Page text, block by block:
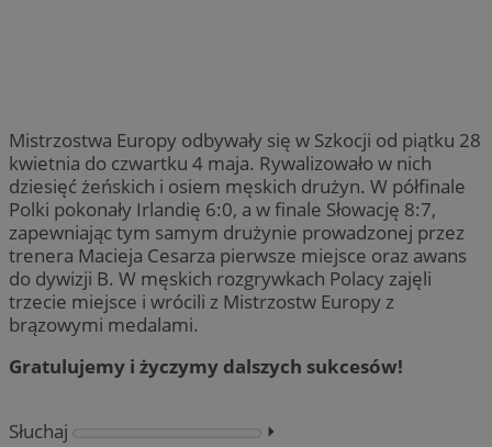
Mistrzostwa Europy odbywały się w Szkocji od piątku 28
kwietnia do czwartku 4 maja. Rywalizowało w nich
dziesięć żeńskich i osiem męskich drużyn. W półfinale
Polki pokonały Irlandię 6:0, a w finale Słowację 8:7,
zapewniając tym samym drużynie prowadzonej przez
trenera Macieja Cesarza pierwsze miejsce oraz awans
do dywizji B. W męskich rozgrywkach Polacy zajęli
trzecie miejsce i wrócili z Mistrzostw Europy z
brązowymi medalami.
Gratulujemy i życzymy dalszych sukcesów!
Słuchaj
⏵︎